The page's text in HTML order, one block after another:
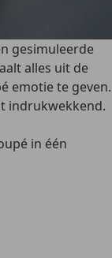
gesimuleerde
alles uit de
emotie te geven.
indrukwekkend.
in één